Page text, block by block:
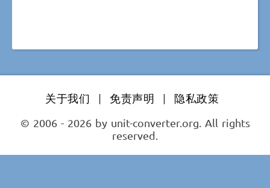
关于我们 | 免责声明 |
隐私政策
© 2006 - 2026 by unit-converter.org. All rights
reserved.